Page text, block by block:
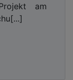
am